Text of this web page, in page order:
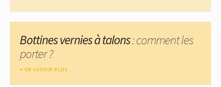
Bottines vernies à talons: comment les
porter ?
EN SAVOIR PLUS